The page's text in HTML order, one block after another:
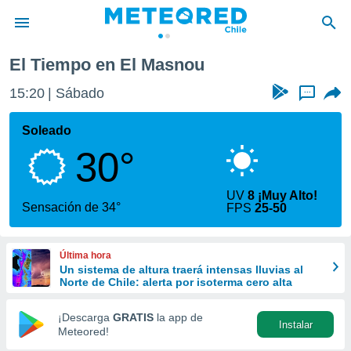
de
por
que se
calidad.
a este
las
y
forma
digital
basada
El Tiempo en El Masnou
15:20 Sábado ...
Soleado
30°
Sensación de 34°
UV8 ¡Muy Alto!
FPS25-50
Última hora
Un sistema de altura traerá intensas lluvias al
Norte de Chile: alerta por isoterma cero alta
¡Descarga GRATIS la app de
Meteored!
Instalar